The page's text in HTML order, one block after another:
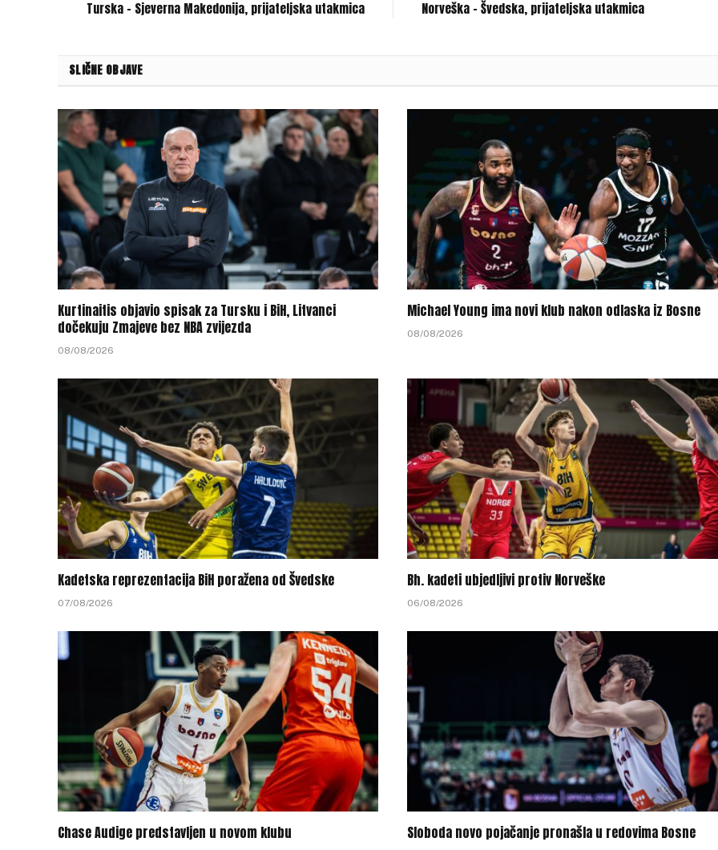
Turska – Sjeverna Makedonija, prijateljska utakmica Norveška – Švedska, prijateljska utakmica
SLIČNE OBJAVE
Kurtinaitis objavio spisak za Tursku i BiH, Litvanci
dočekuju Zmajeve bez NBA zvijezda
08/08/2026
Michael Young ima novi klub nakon odlaska iz Bosne
08/08/2026
Kadetska reprezentacija BiH poražena od Švedske
07/08/2026
Bh. kadeti ubjedljivi protiv Norveške
06/08/2026
Chase Audige predstavljen u novom klubu Sloboda novo pojačanje pronašla u redovima Bosne